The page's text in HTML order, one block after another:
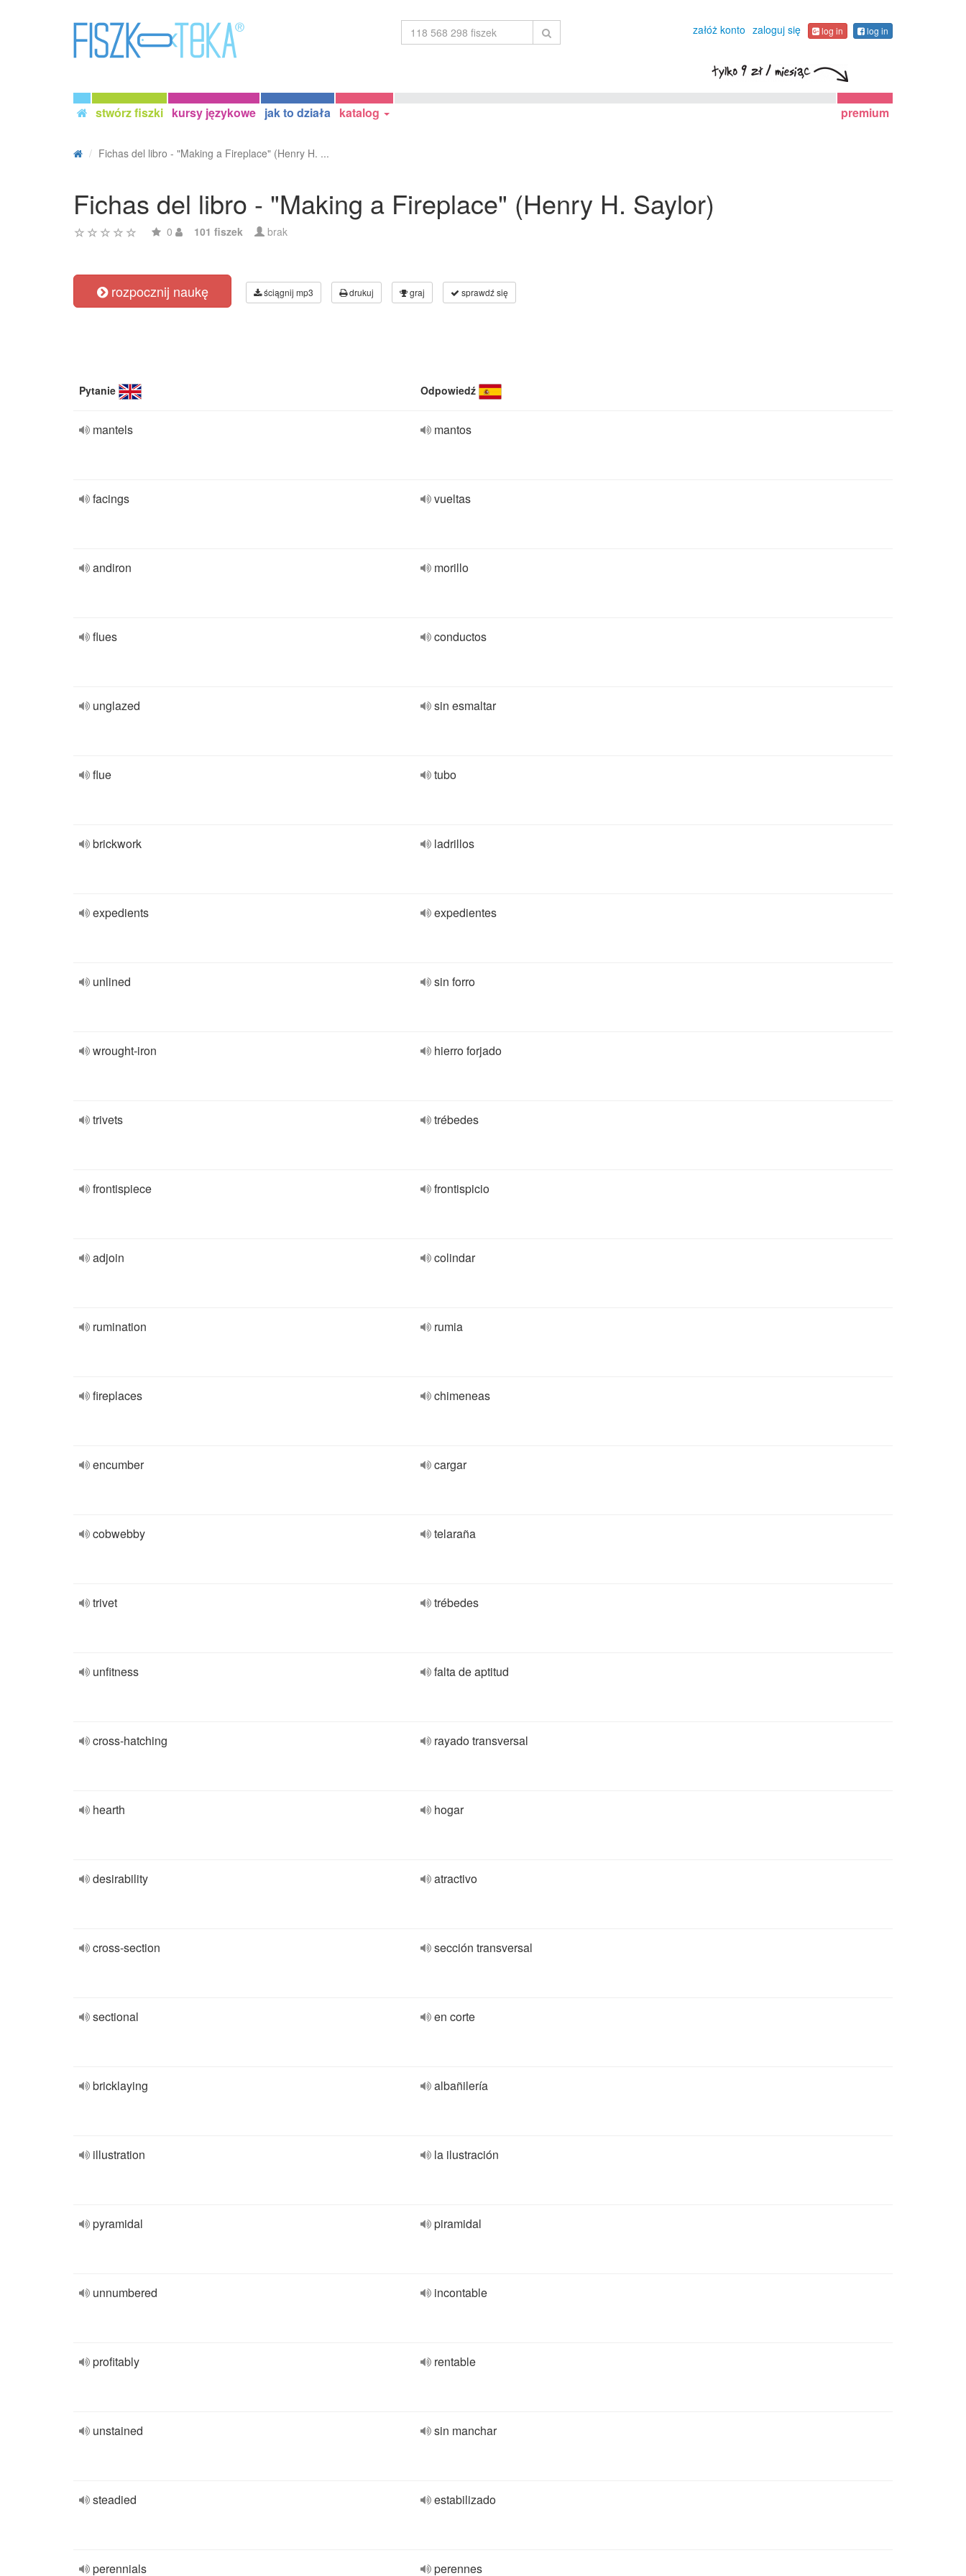
załóż konto zaloguj się log in log in
stwórz fiszki kursy językowe jak to działa katalog premium
Fichas del libro - "Making a Fireplace" (Henry H. ...
Fichas del libro - "Making a Fireplace" (Henry H. Saylor)
0 101 fiszek brak
rozpocznij naukę ściągnij mp3 drukuj graj sprawdź się
Pytanie Odpowiedź
mantels mantos
facings vueltas
andiron morillo
flues conductos
unglazed sin esmaltar
flue tubo
brickwork ladrillos
expedients expedientes
unlined sin forro
wrought-iron hierro forjado
trivets trébedes
frontispiece frontispicio
adjoin colindar
rumination rumia
fireplaces chimeneas
encumber cargar
cobwebby telaraña
trivet trébedes
unfitness falta de aptitud
cross-hatching rayado transversal
hearth hogar
desirability atractivo
cross-section sección transversal
sectional en corte
bricklaying albañilería
illustration la ilustración
pyramidal piramidal
unnumbered incontable
profitably rentable
unstained sin manchar
steadied estabilizado
perennials perennes